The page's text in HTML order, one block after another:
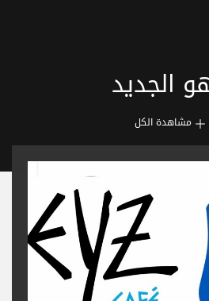
الجديد
مشاهدة الكل